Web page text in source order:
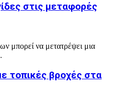
στις μεταφορές
μπορεί να μετατρέψει μια
τοπικές βροχές στα